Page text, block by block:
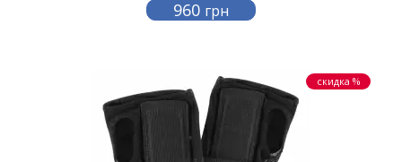
960 грн
скидка %